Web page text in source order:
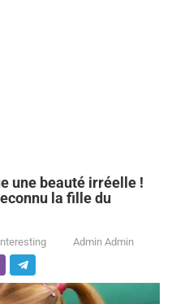
une beauté irréelle !
la fille du
Admin Admin